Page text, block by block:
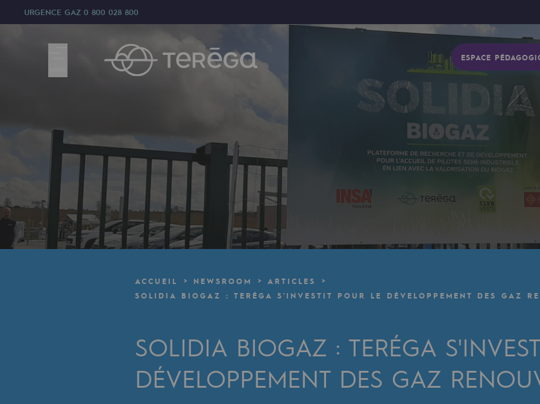
URGENCE GAZ 0 800 028 800
ESPACE
Nous sommes
80 ans d'histoire
Teréga
Teréga
Accélérateur de la transition énergétique
Un réseau local et européen
Une organisation adaptative et ouverte
Transversalité et Collaboratif
ACCUEIL NEWSROOM
ARTICLES
SOLIDIA BIOGAZ : TERÉGA S'INVESTIT POUR LE DÉVELOPPEMENT DES GAZ
SOLIDIA BIOGAZ : TERÉGA
DÉVELOPPEMENT DES GAZ